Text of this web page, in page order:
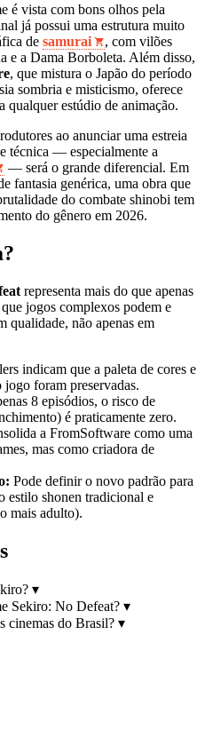
é vista com bons olhos pela
já possui uma estrutura muito
de samurai
, com vilões
e a Dama Borboleta. Além disso,
, que mistura o Japão do período
sombria e misticismo, oferece
qualquer estúdio de animação.
ao anunciar uma estreia
técnica — especialmente a
— será o grande diferencial. Em
fantasia genérica, uma obra que
do combate shinobi tem
do gênero em 2026.
representa mais do que apenas
jogos complexos podem e
qualidade, não apenas em
indicam que a paleta de cores e
foram preservadas.
8 episódios, o risco de
é praticamente zero.
a FromSoftware como uma
mas como criadora de
Pode definir o novo padrão para
estilo shonen tradicional e
mais adulto).
▾
Sekiro: No Defeat? ▾
cinemas do Brasil? ▾